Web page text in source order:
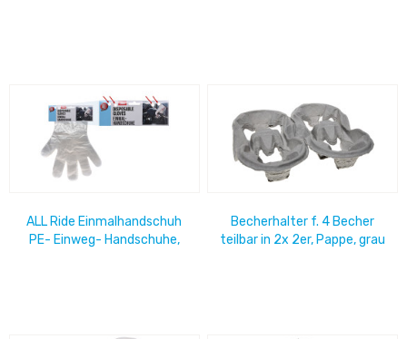
ALL Ride Einmalhandschuh
PE- Einweg- Handschuhe,
Becherhalter f. 4 Becher
teilbar in 2x 2er, Pappe, grau